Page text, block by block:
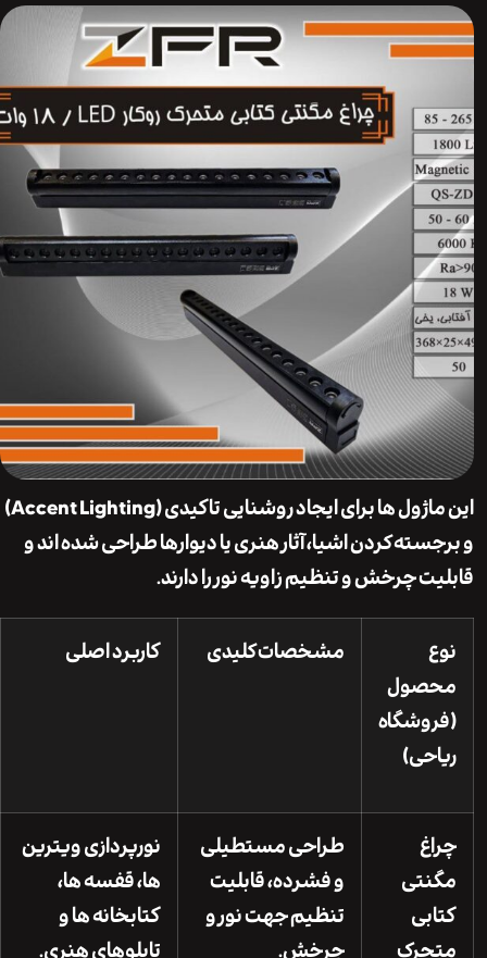
این ماژول ها برای ایجاد روشنایی تاکیدی (Accent Lighting)
کردن اشیا، آثار هنری یا دیوارها طراحی شده اند و
چرخش و تنظیم زاویه نور را دارند.
مشخصات کلیدی کاربرد اصلی
طراحی مستطیلی
و فشرده، قابلیت
تنظیم جهت نور و
نورپردازی ویترین
ها، قفسه ها،
کتابخانه ها و